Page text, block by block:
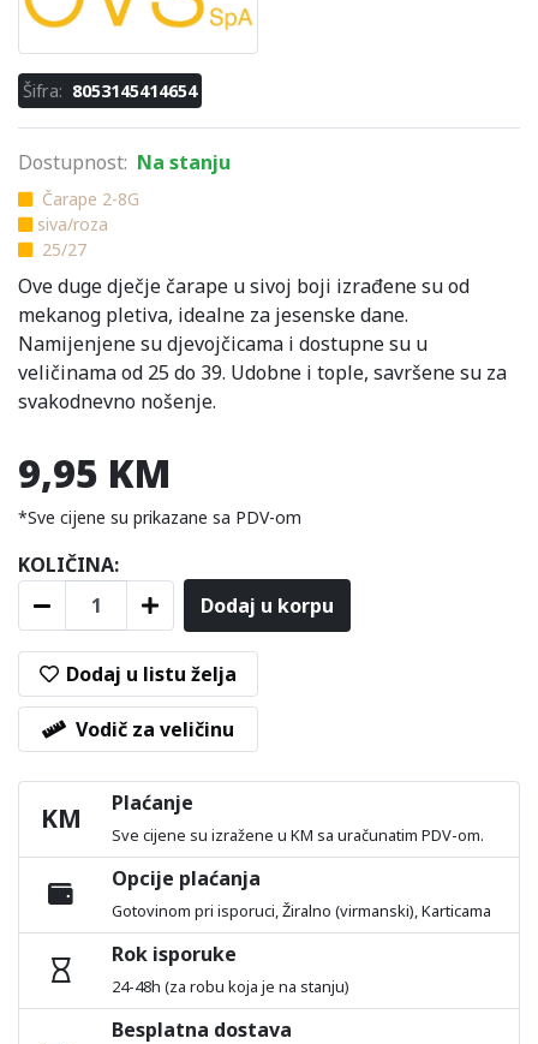
Šifra: 8053145414654
Dostupnost: Na stanju
Čarape 2-8G
siva/roza
25/27
Ove duge dječje čarape u sivoj boji izrađene su od
mekanog pletiva, idealne za jesenske dane.
Namijenjene su djevojčicama i dostupne su u
veličinama od 25 do 39. Udobne i tople, savršene su za
svakodnevno nošenje.
9,95 KM
*Sve cijene su prikazane sa PDV-om
KOLIČINA:
Dodaj u korpu
Dodaj u listu želja
Vodič za veličinu
KM Plaćanje
Sve cijene su izražene u KM sa uračunatim PDV-om.
Opcije plaćanja
Gotovinom pri isporuci, Žiralno (virmanski), Karticama
Rok isporuke
24-48h (za robu koja je na stanju)
Besplatna dostava